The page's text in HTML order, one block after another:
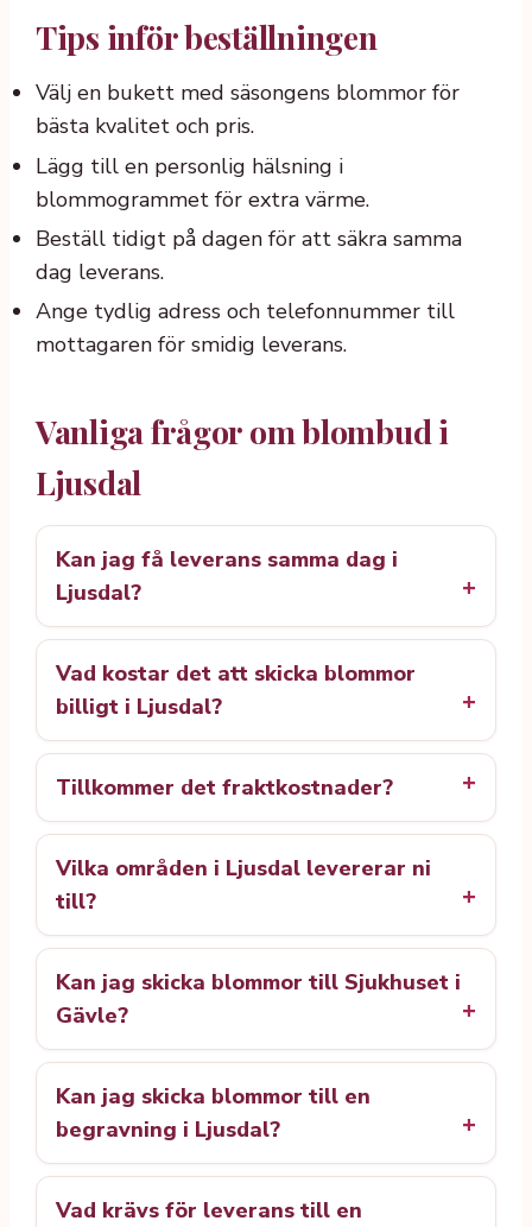
Tips inför beställningen
Välj en bukett med säsongens blommor för
bästa kvalitet och pris.
Lägg till en personlig hälsning i
blommogrammet för extra värme.
Beställ tidigt på dagen för att säkra samma
dag leverans.
Ange tydlig adress och telefonnummer till
mottagaren för smidig leverans.
Vanliga frågor om blombud i
Ljusdal
Kan jag få leverans samma dag i
Ljusdal?
Vad kostar det att skicka blommor
billigt i Ljusdal?
Tillkommer det fraktkostnader?
Vilka områden i Ljusdal levererar ni
till?
Kan jag skicka blommor till Sjukhuset i
Gävle?
Kan jag skicka blommor till en
begravning i Ljusdal?
Vad krävs för leverans till en